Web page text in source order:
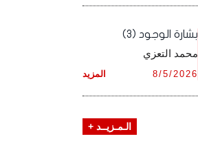
بشارة الوجود (3)
محمد التعزي
المزيد 8/5/2026
الـمـزيــد +